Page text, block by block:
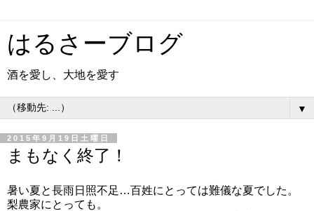
はるさーブログ
酒を愛し、大地を愛す
▼
2015年9月19日土曜日
まもなく終了！
暑い夏と長雨日照不足…百姓にとっては難儀な夏でした。
梨農家にとっても。